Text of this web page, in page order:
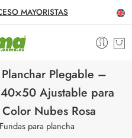
MAYORISTAS
Plegable –
Ajustable para
Nubes Rosa
Fundas para plancha